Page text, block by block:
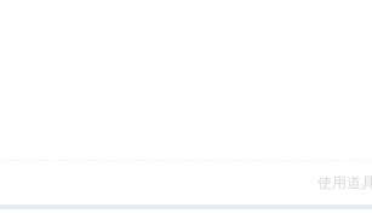
使用道具